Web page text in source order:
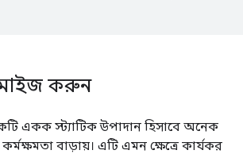
করুন
একক স্ট্যাটিক উপাদান হিসাবে অনেক
বাড়ায়। এটি এমন ক্ষেত্রে কার্যকর